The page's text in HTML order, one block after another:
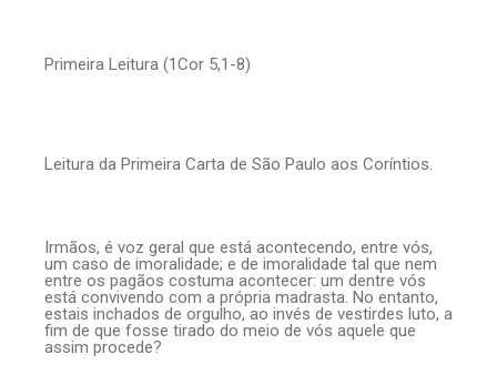
Primeira Leitura (1Cor 5,1-8)
Leitura da Primeira Carta de São Paulo aos Coríntios.
Irmãos, é voz geral que está acontecendo, entre vós,
um caso de imoralidade; e de imoralidade tal que nem
entre os pagãos costuma acontecer: um dentre vós
está convivendo com a própria madrasta. No entanto,
estais inchados de orgulho, ao invés de vestirdes luto, a
fim de que fosse tirado do meio de vós aquele que
assim procede?